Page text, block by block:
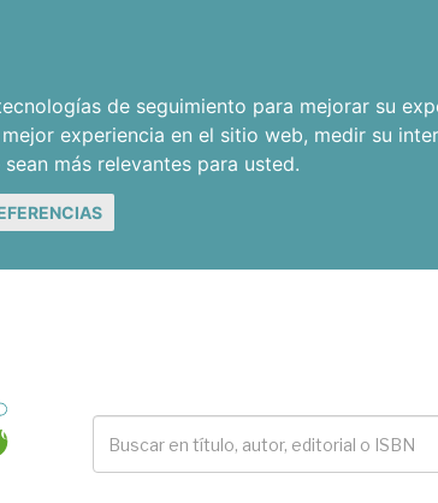
de seguimiento para mejorar su
experiencia en el sitio web, medir su
más relevantes para usted.